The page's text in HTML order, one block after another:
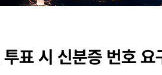
표 시 신분증 번호 요